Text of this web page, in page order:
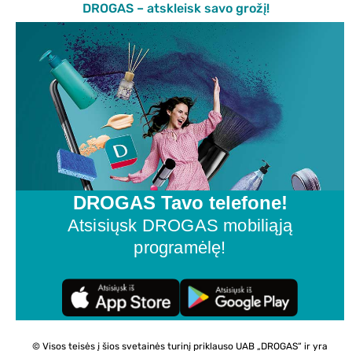
DROGAS – atskleisk savo grožį!
DROGAS Tavo telefone!
Atsisiųsk DROGAS mobiliąją
programėlę!
© Visos teisės į šios svetainės turinį priklauso UAB „DROGAS“ ir yra